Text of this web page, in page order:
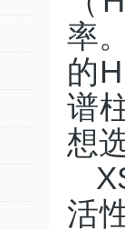
率
的
谱
想
活